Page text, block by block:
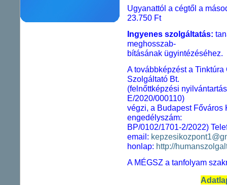
Ugyanattól a cégtől a
23.750 Ft
Ingyenes szolgáltatás:
meghosszab-
bításának ügyintézéséhez.
A továbbképzést a
Szolgáltató Bt.
(felnőttképzési
E/2020/000110)
végzi, a Budapest Főváros
engedélyszám:
BP/0102/1701-2/2022)
email:
honlap: http://
A MÉGSZ a tanfolyam